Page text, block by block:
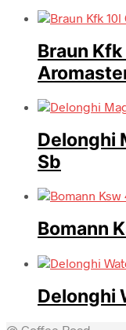
Braun
Delonghi
Sb
Bomann
Delonghi